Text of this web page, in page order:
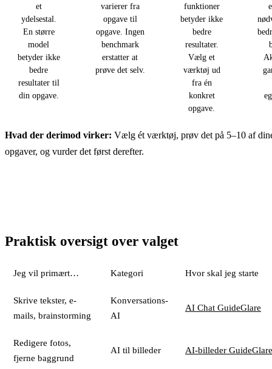
et
ydelsestal.
En større
model
betyder ikke
bedre
resultater til
din opgave.
varierer fra
opgave til
opgave. Ingen
benchmark
erstatter at
prøve det selv.
funktioner
betyder ikke
bedre
resultater.
Vælg et
værktøj ud
fra én
konkret
opgave.
Hvad der derimod virker: Vælg ét værktøj, prøv det på 5–10 af
opgaver, og vurder det først derefter.
Praktisk oversigt over valget
Jeg vil primært… Kategori Hvor skal jeg starte
Skrive tekster, e-
mails, brainstorming
Konversations-
AI
AI Chat GuideGlare
Redigere fotos,
fjerne baggrund
AI til billeder AI-billeder GuideGlare